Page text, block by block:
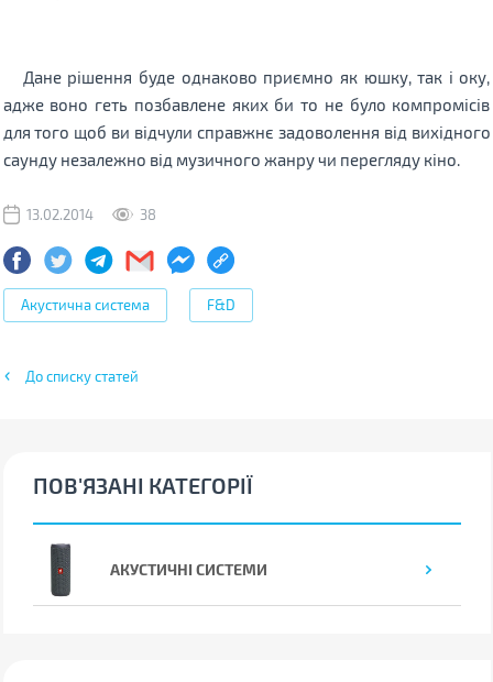
Дане рішення буде однаково приємно як юшку, так і оку,
адже воно геть позбавлене яких би то не було компромісів
для того щоб ви відчули справжнє задоволення від вихідного
саунду незалежно від музичного жанру чи перегляду кіно.
13.02.2014 38
Акустична система F&D
До списку статей
ПОВ'ЯЗАНІ КАТЕГОРІЇ
АКУСТИЧНІ СИСТЕМИ